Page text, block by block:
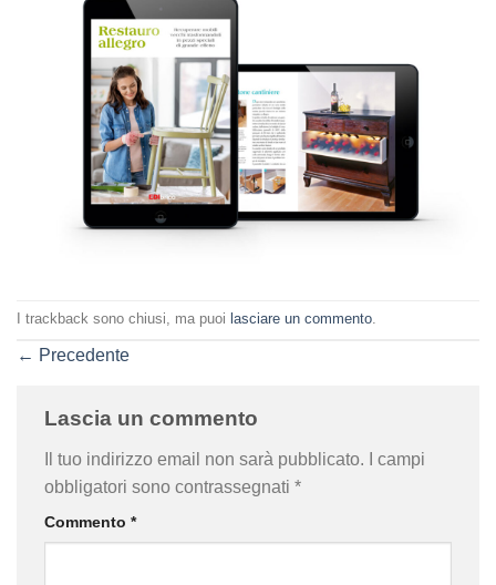
I trackback sono chiusi, ma puoi lasciare un commento.
← Precedente
Lascia un commento
Il tuo indirizzo email non sarà pubblicato.
I campi
obbligatori sono contrassegnati *
Commento *